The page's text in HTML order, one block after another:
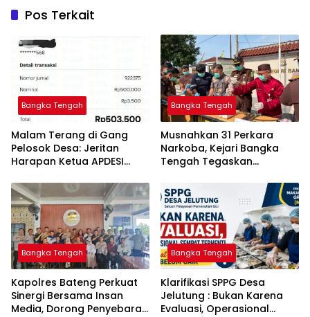
Pos Terkait
Bangka Tengah
Malam Terang di Gang
Pelosok Desa: Jeritan
Harapan Ketua APDESI
Babel
Bangka Tengah
Musnahkan 31 Perkara
Narkoba, Kejari Bangka
Tengah Tegaskan
Kejahatan Hingga Tuntas
Bangka Tengah
‎Kapolres Bateng Perkuat
Sinergi Bersama Insan
Media, Dorong Penyebaran
Bangka Tengah
‎Klarifikasi SPPG Desa
Jelutung : Bukan Karena
Evaluasi, Operasional